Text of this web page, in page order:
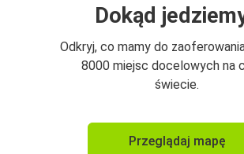
Dokąd
Odkryj, co mamy do
8000 miejsc docelowych na
świecie.
Przeglądaj mapę